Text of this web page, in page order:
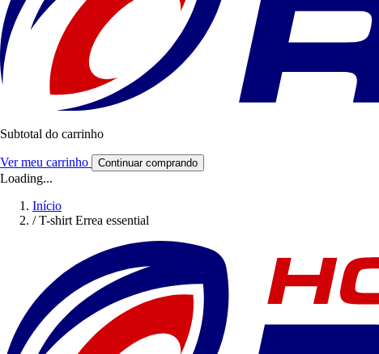
Subtotal do carrinho
Ver meu carrinho Continuar comprando
Loading...
Início
/ T-shirt Errea essential